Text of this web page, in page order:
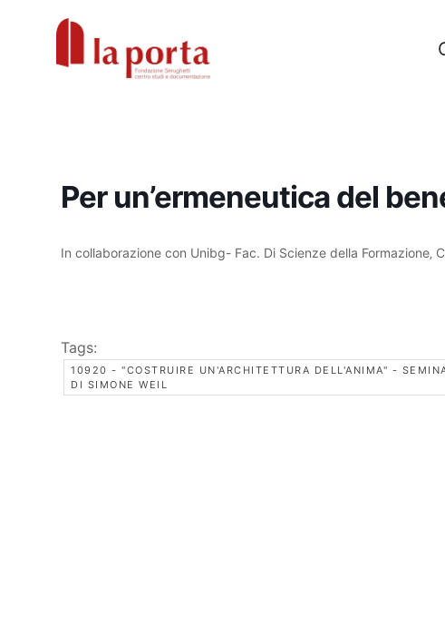
Per un’ermeneutica del
In collaborazione con Unibg- Fac. Di Scienze della Formazione‚
Tags:
10920 - "COSTRUIRE UN'ARCHITETTURA DELL'ANIMA" -
DI SIMONE WEIL